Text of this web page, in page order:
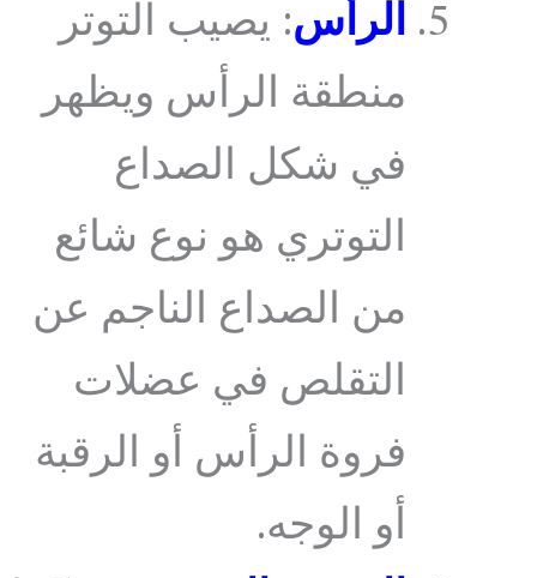
الرأس: يصيب التوتر
منطقة الرأس ويظهر
في شكل الصداع
التوتري هو نوع شائع
من الصداع الناجم عن
التقلص في عضلات
فروة الرأس أو الرقبة
أو الوجه.